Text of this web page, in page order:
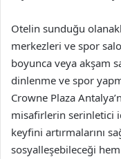
Otelin sunduğu
merkezleri ve spor
boyunca veya akşam
dinlenme ve spor
Crowne Plaza
misafirlerin serinletici
keyfini artırmalarını
sosyalleşebileceği